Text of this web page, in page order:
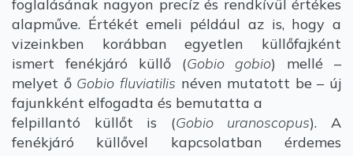
foglalásának nagyon precíz és rendkívül értékes
alapműve. Értékét emeli például az is, hogy a
vizeinkben korábban egyetlen küllőfajként
ismert fenékjáró küllő (Gobio gobio) mellé –
melyet ő Gobio fluviatilis néven mutatott be – új
fajunkként elfogadta és bemutatta a
felpillantó küllőt is (Gobio uranoscopus). A
fenékjáró küllővel kapcsolatban érdemes